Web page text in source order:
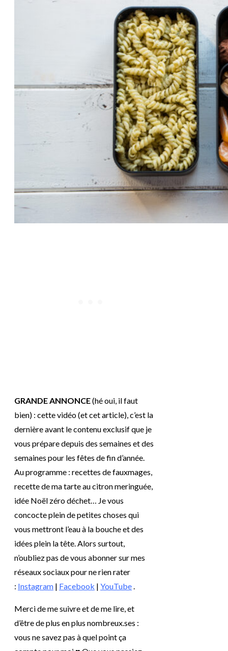
GRANDE ANNONCE(hé oui, il faut
bien) : cette vidéo (et cet article), c’est la
dernière avant le contenu exclusif que je
vous prépare depuis des semaines et des
semaines pour les fêtes de fin d’année.
Au programme : recettes de fauxmages,
recette de ma tarte au citron meringuée,
idée Noël zéro déchet… Je vous
concocte plein de petites choses qui
vous mettront l’eau à la bouche et des
idées plein la tête. Alors surtout,
n’oubliez pas de vous abonner sur mes
réseaux sociaux pour ne rien rater
: Instagram | Facebook | YouTube.
Merci de me suivre et de me lire, et
d’être de plus en plus nombreux.ses :
vous ne savez pas à quel point ça